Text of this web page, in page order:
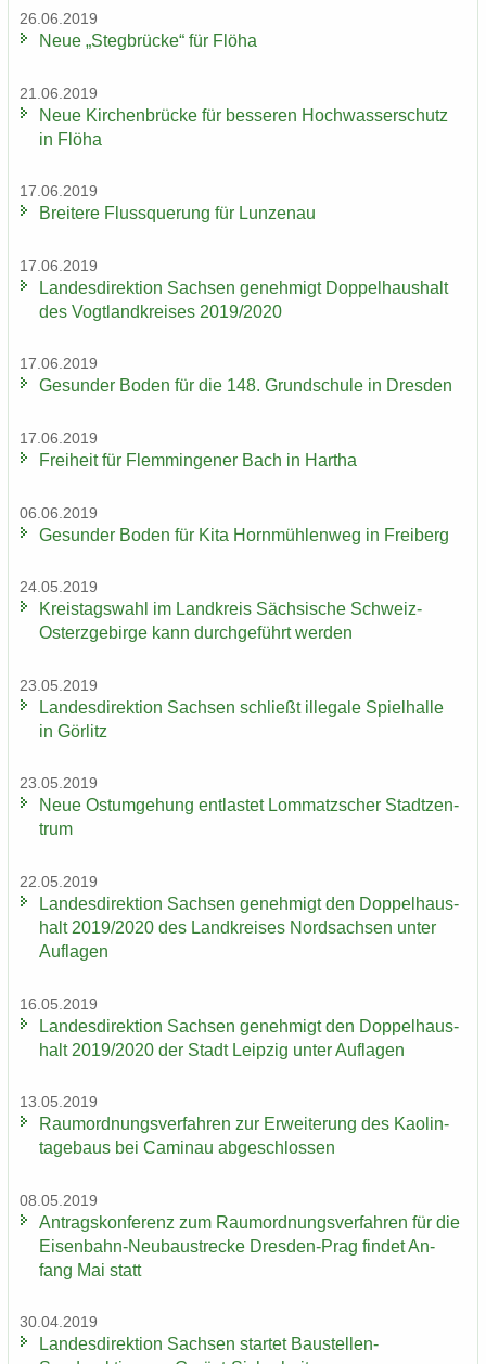
26.06.2019
Neue „Steg­brü­cke“ für Flöha
21.06.2019
Neue Kir­chen­brü­cke für bes­se­ren Hoch­was­ser­schutz
in Flöha
17.06.2019
Brei­te­re Fluss­que­rung für Lun­zen­au
17.06.2019
Lan­des­di­rek­ti­on Sach­sen ge­neh­migt Dop­pel­haus­halt
des Vogt­land­krei­ses 2019/2020
17.06.2019
Ge­sun­der Boden für die 148. Grund­schu­le in Dres­den
17.06.2019
Frei­heit für Flem­min­ge­ner Bach in Har­tha
06.06.2019
Ge­sun­der Boden für Kita Horn­müh­len­weg in Frei­berg
24.05.2019
Kreis­tags­wahl im Land­kreis Säch­si­sche Schweiz-​
Osterzgebirge kann durch­ge­führt wer­den
23.05.2019
Lan­des­di­rek­ti­on Sach­sen schließt il­le­ga­le Spiel­hal­le
in Gör­litz
23.05.2019
Neue Ost­um­ge­hung ent­las­tet Lom­matz­scher Stadt­zen­
trum
22.05.2019
Lan­des­di­rek­ti­on Sach­sen ge­neh­migt den Dop­pel­haus­
halt 2019/2020 des Land­krei­ses Nord­sach­sen unter
Auf­la­gen
16.05.2019
Lan­des­di­rek­ti­on Sach­sen ge­neh­migt den Dop­pel­haus­
halt 2019/2020 der Stadt Leip­zig unter Auf­la­gen
13.05.2019
Raum­ord­nungs­ver­fah­ren zur Er­wei­te­rung des Kao­lin­
ta­ge­baus bei Ca­min­au ab­ge­schlos­sen
08.05.2019
An­trags­kon­fe­renz zum Raum­ord­nungs­ver­fah­ren für die
Eisenbahn-​Neubaustrecke Dresden-​Prag fin­det An­
fang Mai statt
30.04.2019
Lan­des­di­rek­ti­on Sach­sen star­tet Baustellen-​